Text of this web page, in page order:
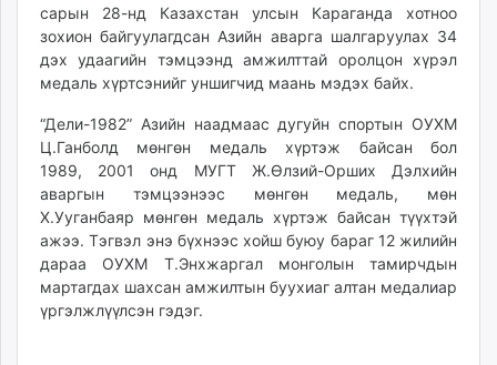
zarig.mn
today.mn
zuv.mn
mminfo.mn
ugluu.mn
urlag.mn
unen.mn
asu.mn
shudarga.mn
shuurhai.mn
unuudur.mn
isee.mn
сарын 28-нд Казахстан улсын Караганда хотноо
зохион байгуулагдсан Азийн аварга шалгаруулах 34
дэх удаагийн тэмцээнд амжилттай оролцон хүрэл
медаль хүртсэнийг уншигчид маань мэдэх байх.
“Дели-1982” Азийн наадмаас дугуйн спортын ОУХМ
Ц.Ганболд мөнгөн медаль хүртэж байсан бол
1989, 2001 онд МУГТ Ж.Өлзий-Орших Дэлхийн
аваргын тэмцээнээс мөнгөн медаль, мөн
Х.Ууганбаяр мөнгөн медаль хүртэж байсан түүхтэй
ажээ. Тэгвэл энэ бүхнээс хойш буюу бараг 12 жилийн
дараа ОУХМ Т.Энхжаргал монголын тамирчдын
мартагдах шахсан амжилтын буухиаг алтан медалиар
үргэлжлүүлсэн гэдэг.